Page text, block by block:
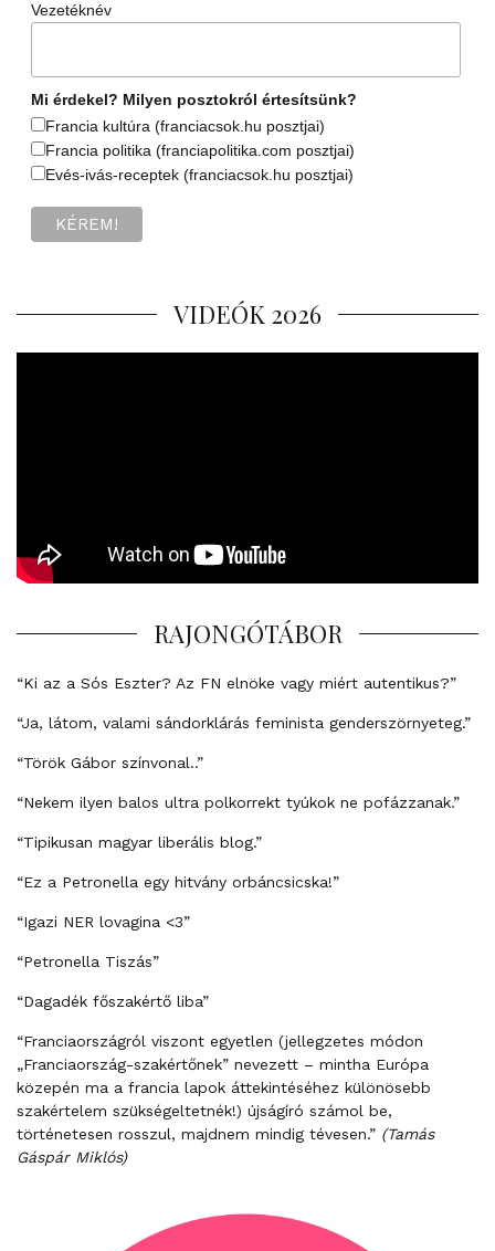
Vezetéknév
Mi érdekel? Milyen posztokról értesítsünk?
Francia kultúra (franciacsok.hu posztjai)
Francia politika (franciapolitika.com posztjai)
Evés-ivás-receptek (franciacsok.hu posztjai)
VIDEÓK 2026
RAJONGÓTÁBOR
“Ki az a Sós Eszter? Az FN elnöke vagy miért autentikus?”
“Ja, látom, valami sándorklárás feminista genderszörnyeteg.”
“Török Gábor színvonal..”
“Nekem ilyen balos ultra polkorrekt tyúkok ne pofázzanak.”
“Tipikusan magyar liberális blog.”
“Ez a Petronella egy hitvány orbáncsicska!”
“Igazi NER lovagina <3”
“Petronella Tiszás”
“Dagadék főszakértő liba”
“Franciaországról viszont egyetlen (jellegzetes módon
„Franciaország-szakértőnek” nevezett – mintha Európa
közepén ma a francia lapok áttekintéséhez különösebb
szakértelem szükségeltetnék!) újságíró számol be,
történetesen rosszul, majdnem mindig tévesen.” (Tamás
Gáspár Miklós)